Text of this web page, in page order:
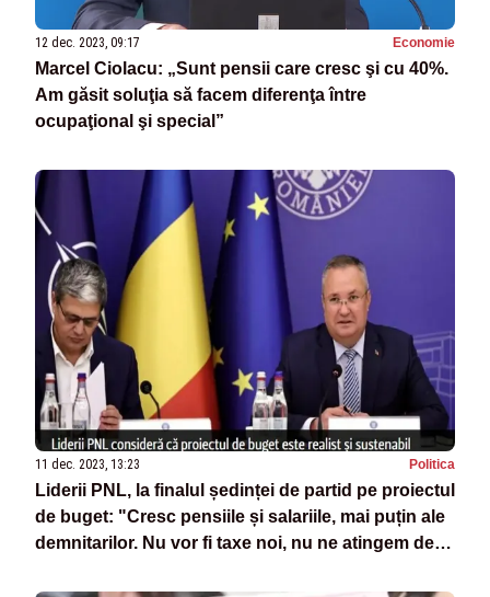
12 dec. 2023, 09:17 Economie
Marcel Ciolacu: „Sunt pensii care cresc şi cu 40%.
Am găsit soluţia să facem diferenţa între
ocupaţional şi special”
11 dec. 2023, 13:23 Politica
Liderii PNL, la finalul ședinței de partid pe proiectul
de buget: "Cresc pensiile și salariile, mai puțin ale
demnitarilor. Nu vor fi taxe noi, nu ne atingem de